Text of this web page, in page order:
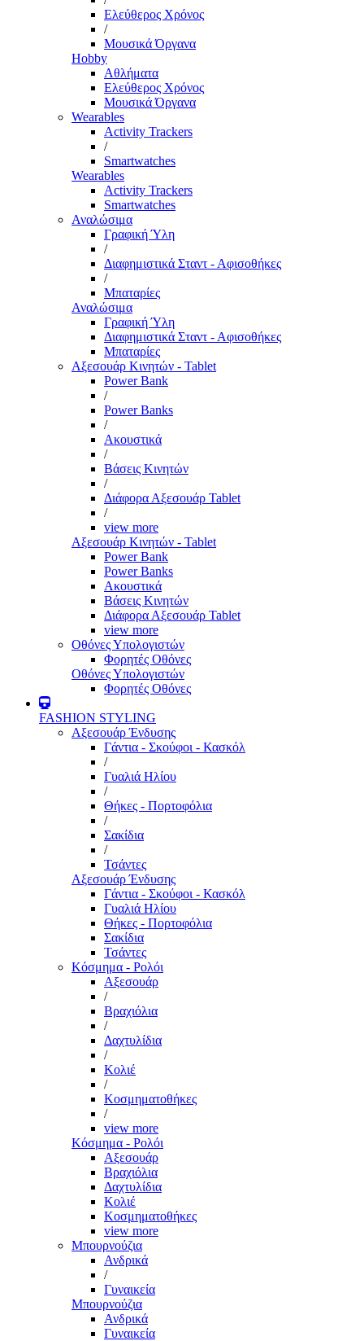
Ελεύθερος Χρόνος
/
Μουσικά Όργανα
Hobby
Αθλήματα
Ελεύθερος Χρόνος
Μουσικά Όργανα
Wearables
Activity Trackers
/
Smartwatches
Wearables
Activity Trackers
Smartwatches
Αναλώσιμα
Γραφική Ύλη
/
Διαφημιστικά Σταντ - Αφισοθήκες
/
Μπαταρίες
Αναλώσιμα
Γραφική Ύλη
Διαφημιστικά Σταντ - Αφισοθήκες
Μπαταρίες
Αξεσουάρ Κινητών - Tablet
Power Bank
/
Power Banks
/
Ακουστικά
/
Βάσεις Κινητών
/
Διάφορα Αξεσουάρ Tablet
/
view more
Αξεσουάρ Κινητών - Tablet
Power Bank
Power Banks
Ακουστικά
Βάσεις Κινητών
Διάφορα Αξεσουάρ Tablet
view more
Οθόνες Υπολογιστών
Φορητές Οθόνες
Οθόνες Υπολογιστών
Φορητές Οθόνες
FASHION STYLING
Αξεσουάρ Ένδυσης
Γάντια - Σκούφοι - Κασκόλ
/
Γυαλιά Ηλίου
/
Θήκες - Πορτοφόλια
/
Σακίδια
/
Τσάντες
Αξεσουάρ Ένδυσης
Γάντια - Σκούφοι - Κασκόλ
Γυαλιά Ηλίου
Θήκες - Πορτοφόλια
Σακίδια
Τσάντες
Κόσμημα - Ρολόι
Αξεσουάρ
/
Βραχιόλια
/
Δαχτυλίδια
/
Κολιέ
/
Κοσμηματοθήκες
/
view more
Κόσμημα - Ρολόι
Αξεσουάρ
Βραχιόλια
Δαχτυλίδια
Κολιέ
Κοσμηματοθήκες
view more
Μπουρνούζια
Ανδρικά
/
Γυναικεία
Μπουρνούζια
Ανδρικά
Γυναικεία